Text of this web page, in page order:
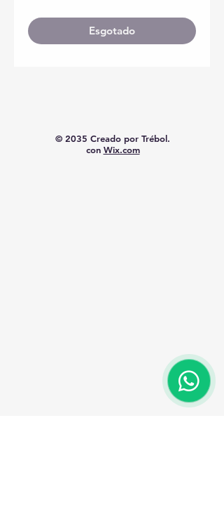
Esgotado
© 2035 Creado por Trébol.
con Wix.com